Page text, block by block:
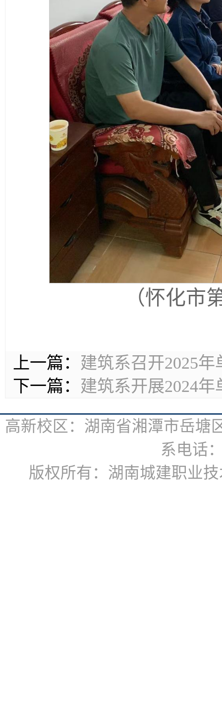
（怀化市
上一篇： 建筑系召开2025
下一篇： 建筑系开展2024
高新校区：湖南省湘潭市岳
系电话
版权所有：湖南城建职业